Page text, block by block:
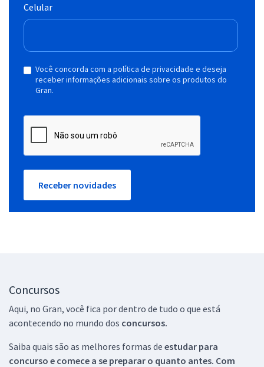
Celular
Você concorda com a política de privacidade e deseja
receber informações adicionais sobre os produtos do
Gran.
Receber novidades
Concursos
Aqui, no Gran, você fica por dentro de tudo o que está
acontecendo no mundo dos concursos.
Saiba quais são as melhores formas de estudar para
concurso e comece a se preparar o quanto antes. Com